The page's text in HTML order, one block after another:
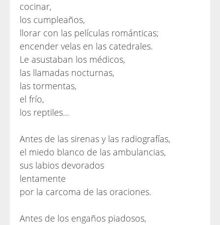
cocinar,
los cumpleaños,
llorar con las películas románticas;
encender velas en las catedrales.
Le asustaban los médicos,
las llamadas nocturnas,
las tormentas,
el frío,
los reptiles...
Antes de las sirenas y las radiografías,
el miedo blanco de las ambulancias,
sus labios devorados
lentamente
por la carcoma de las oraciones.
Antes de los engaños piadosos,